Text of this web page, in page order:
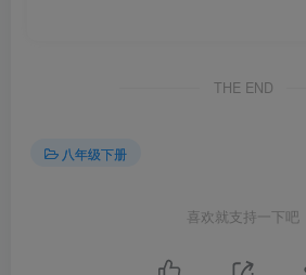
THE END
八年级下册
喜欢就支持一下吧